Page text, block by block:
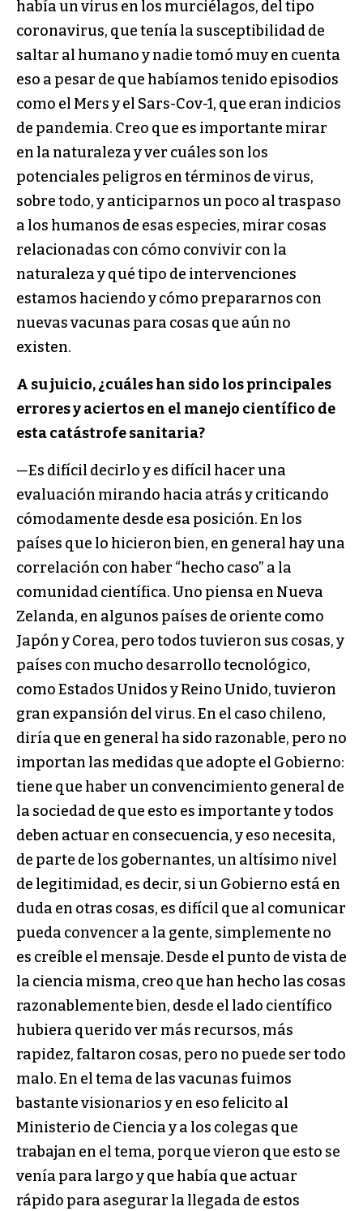
había un virus en los murciélagos, del tipo
coronavirus, que tenía la susceptibilidad de
saltar al humano y nadie tomó muy en cuenta
eso a pesar de que habíamos tenido episodios
como el Mers y el Sars-Cov-1, que eran indicios
de pandemia. Creo que es importante mirar
en la naturaleza y ver cuáles son los
potenciales peligros en términos de virus,
sobre todo, y anticiparnos un poco al traspaso
a los humanos de esas especies, mirar cosas
relacionadas con cómo convivir con la
naturaleza y qué tipo de intervenciones
estamos haciendo y cómo prepararnos con
nuevas vacunas para cosas que aún no
existen.
A su juicio, ¿cuáles han sido los principales
errores y aciertos en el manejo científico de
esta catástrofe sanitaria?
—Es difícil decirlo y es difícil hacer una
evaluación mirando hacia atrás y criticando
cómodamente desde esa posición. En los
países que lo hicieron bien, en general hay una
correlación con haber “hecho caso” a la
comunidad científica. Uno piensa en Nueva
Zelanda, en algunos países de oriente como
Japón y Corea, pero todos tuvieron sus cosas, y
países con mucho desarrollo tecnológico,
como Estados Unidos y Reino Unido, tuvieron
gran expansión del virus. En el caso chileno,
diría que en general ha sido razonable, pero no
importan las medidas que adopte el Gobierno:
tiene que haber un convencimiento general de
la sociedad de que esto es importante y todos
deben actuar en consecuencia, y eso necesita,
de parte de los gobernantes, un altísimo nivel
de legitimidad, es decir, si un Gobierno está en
duda en otras cosas, es difícil que al comunicar
pueda convencer a la gente, simplemente no
es creíble el mensaje. Desde el punto de vista de
la ciencia misma, creo que han hecho las cosas
razonablemente bien, desde el lado científico
hubiera querido ver más recursos, más
rapidez, faltaron cosas, pero no puede ser todo
malo. En el tema de las vacunas fuimos
bastante visionarios y en eso felicito al
Ministerio de Ciencia y a los colegas que
trabajan en el tema, porque vieron que esto se
venía para largo y que había que actuar
rápido para asegurar la llegada de estos